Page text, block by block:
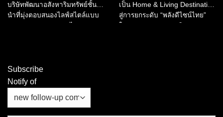
บริษัทพัฒนาอสังหาริมทรัพย์ชั้น
นำที่มุ่งตอบสนองไลฟ์สไตล์แบบ
เป็น Home & Living Destination
สู่การยกระดับ “พลังดีไซน์ไทย”
Subscribe
Notify of